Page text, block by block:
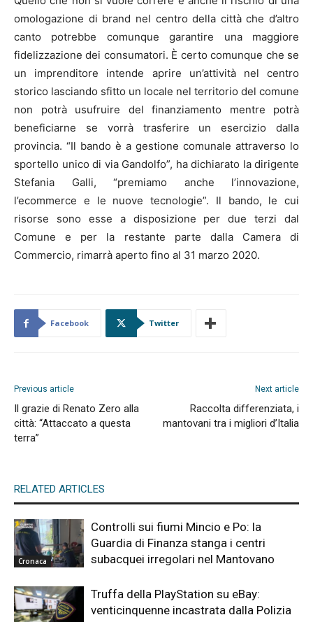
omologazione di brand nel centro della città che d’altro
canto potrebbe comunque garantire una maggiore
fidelizzazione dei consumatori. È certo comunque che se
un imprenditore intende aprire un’attività nel centro
storico lasciando sfitto un locale nel territorio del comune
non potrà usufruire del finanziamento mentre potrà
beneficiarne se vorrà trasferire un esercizio dalla
provincia. “Il bando è a gestione comunale attraverso lo
sportello unico di via Gandolfo”, ha dichiarato la dirigente
Stefania Galli, “premiamo anche l’innovazione,
l’ecommerce e le nuove tecnologie”. Il bando, le cui
risorse sono esse a disposizione per due terzi dal
Comune e per la restante parte dalla Camera di
Commercio, rimarrà aperto fino al 31 marzo 2020.
Facebook Twitter
Previous article
Il grazie di Renato Zero alla
città: “Attaccato a questa
terra”
Next article
Raccolta differenziata, i
mantovani tra i migliori d’Italia
RELATED ARTICLES
Cronaca
Controlli sui fiumi Mincio e Po: la
Guardia di Finanza stanga i centri
subacquei irregolari nel Mantovano
Truffa della PlayStation su eBay:
venticinquenne incastrata dalla Polizia